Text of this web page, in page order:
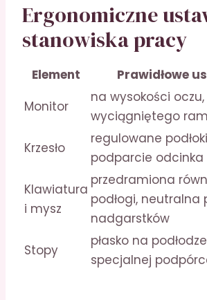
Ergonomiczne
stanowiska pracy
Element
Prawidłowe
Monitor
na wysokości
wyciągniętego
Krzesło
regulowane
podparcie
Klawiatura
i mysz
przedramiona
podłogi, neutralna
nadgarstków
Stopy
płasko na
specjalnej